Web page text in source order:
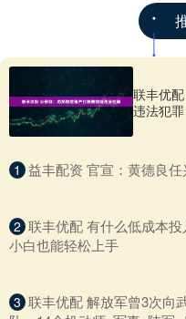
联丰优
违法犯罪
1 益丰配资 官宣：黄德良
2 联丰优配 有什么低成本
小白也能轻松上手
3 联丰优配 解放军曾3次向